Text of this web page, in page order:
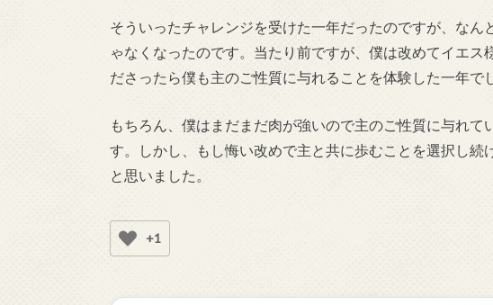
そういったチャレンジを受けた一年だったのですが、なん
ゃなくなったのです。当たり前ですが、僕は改めてイエス
ださったら僕も主のご性質に与れることを体験した一年で
もちろん、僕はまだまだ肉が強いので主のご性質に与れて
す。しかし、もし悔い改めで主と共に歩むことを選択し
と思いました。
+1